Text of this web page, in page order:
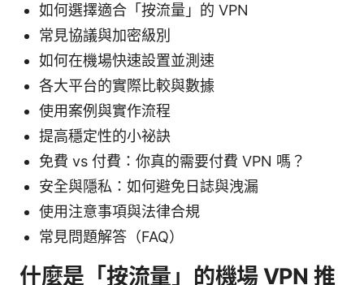
如何選擇適合「按流量」的 VPN
常見協議與加密級別
如何在機場快速設置並測速
各大平台的實際比較與數據
使用案例與實作流程
提高穩定性的小祕訣
免費 vs 付費：你真的需要付費 VPN 嗎？
安全與隱私：如何避免日誌與洩漏
使用注意事項與法律合規
常見問題解答（FAQ）
什麼是「按流量」的機場 VPN 推